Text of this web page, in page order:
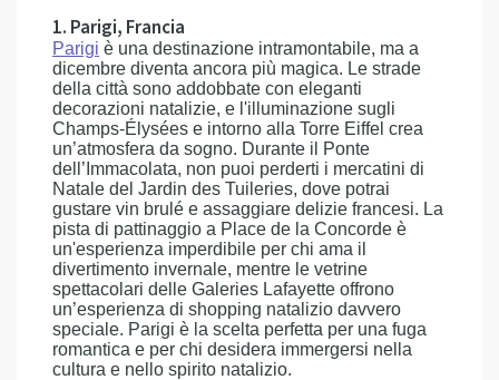
1. Parigi, Francia
Parigi è una destinazione intramontabile, ma a
dicembre diventa ancora più magica. Le strade
della città sono addobbate con eleganti
decorazioni natalizie, e l'illuminazione sugli
Champs-Élysées e intorno alla Torre Eiffel crea
un’atmosfera da sogno. Durante il Ponte
dell’Immacolata, non puoi perderti i mercatini di
Natale del Jardin des Tuileries, dove potrai
gustare vin brulé e assaggiare delizie francesi. La
pista di pattinaggio a Place de la Concorde è
un'esperienza imperdibile per chi ama il
divertimento invernale, mentre le vetrine
spettacolari delle Galeries Lafayette offrono
un’esperienza di shopping natalizio davvero
speciale. Parigi è la scelta perfetta per una fuga
romantica e per chi desidera immergersi nella
cultura e nello spirito natalizio.